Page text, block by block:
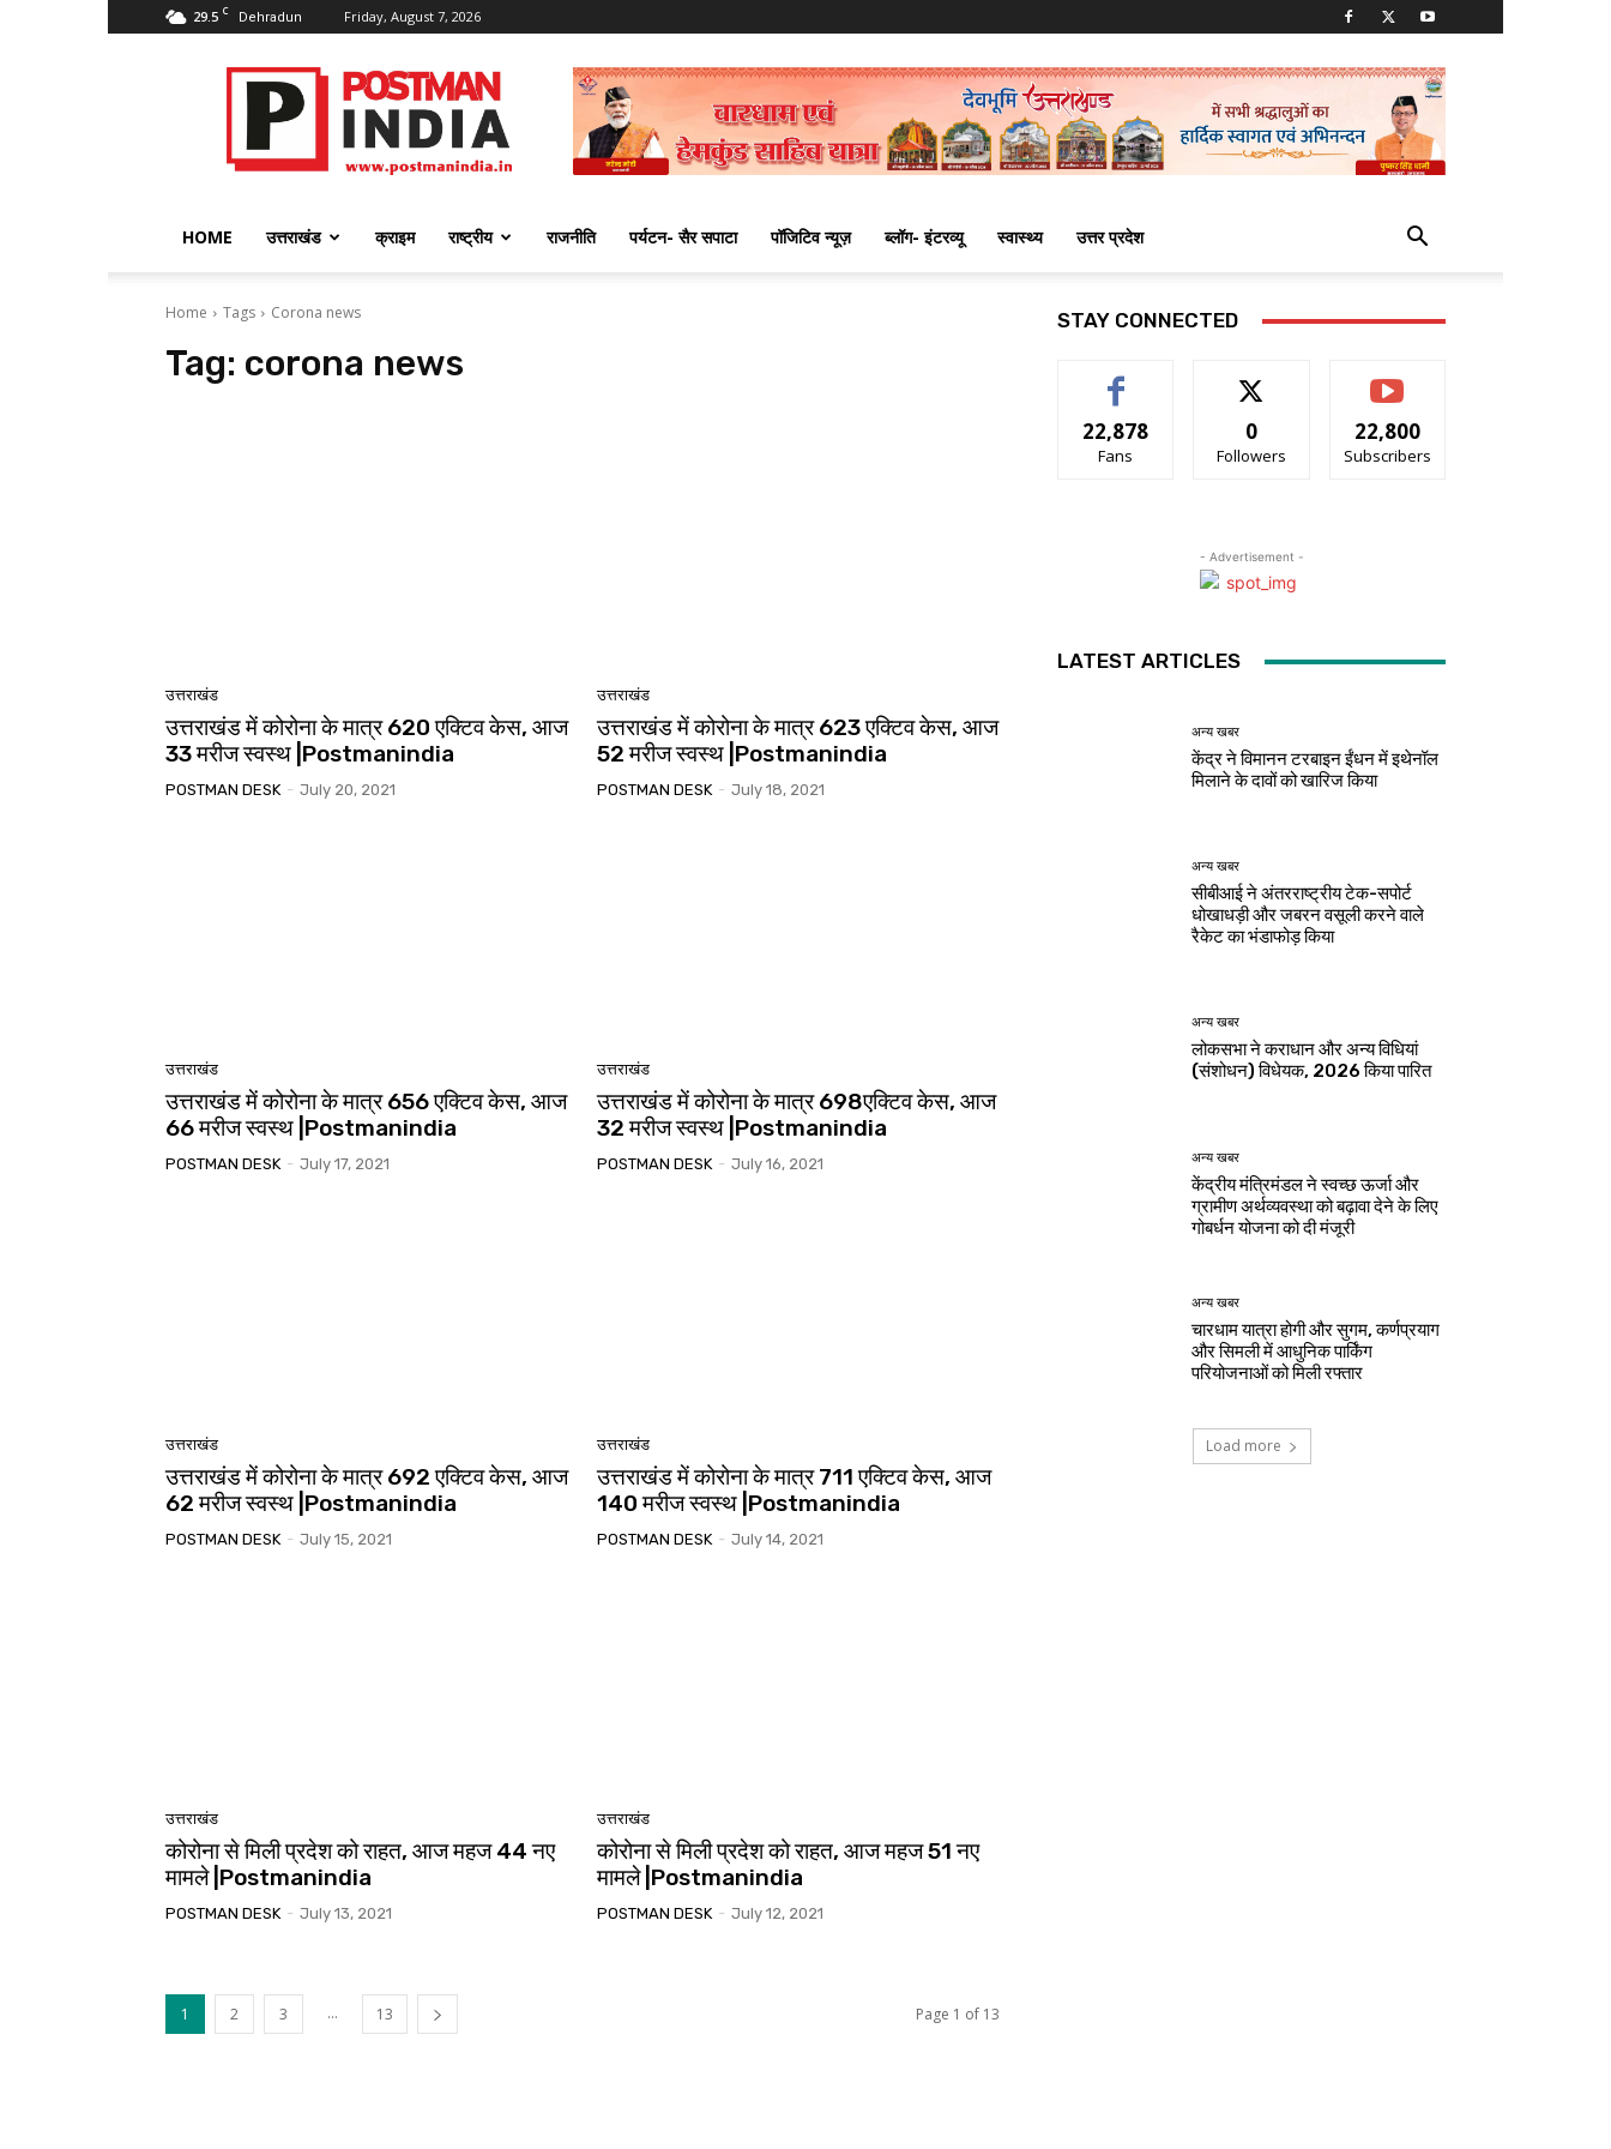
29.5 C Dehradun Friday, August 7, 2026
PostmanIndia
HOME उत्तराखंड क्राइम राष्ट्रीय राजनीति पर्यटन- सैर सपाटा पॉजिटिव न्यूज़ ब्लॉग- इंटरव्यू स्वास्थ्य उत्तर प्रदेश
Home Tags Corona news
Tag: corona news
उत्तराखंड
उत्तराखंड में कोरोना के मात्र 620 एक्टिव केस, आज
33 मरीज स्वस्थ |Postmanindia
POSTMAN DESK - July 20, 2021
उत्तराखंड
उत्तराखंड में कोरोना के मात्र 623 एक्टिव केस, आज
52 मरीज स्वस्थ |Postmanindia
POSTMAN DESK - July 18, 2021
उत्तराखंड
उत्तराखंड में कोरोना के मात्र 656 एक्टिव केस, आज
66 मरीज स्वस्थ |Postmanindia
POSTMAN DESK - July 17, 2021
उत्तराखंड
उत्तराखंड में कोरोना के मात्र 698एक्टिव केस, आज
32 मरीज स्वस्थ |Postmanindia
POSTMAN DESK - July 16, 2021
उत्तराखंड
उत्तराखंड में कोरोना के मात्र 692 एक्टिव केस, आज
62 मरीज स्वस्थ |Postmanindia
POSTMAN DESK - July 15, 2021
उत्तराखंड
उत्तराखंड में कोरोना के मात्र 711 एक्टिव केस, आज
140 मरीज स्वस्थ |Postmanindia
POSTMAN DESK - July 14, 2021
उत्तराखंड
कोरोना से मिली प्रदेश को राहत, आज महज 44 नए
मामले |Postmanindia
POSTMAN DESK - July 13, 2021
उत्तराखंड
कोरोना से मिली प्रदेश को राहत, आज महज 51 नए
मामले |Postmanindia
POSTMAN DESK - July 12, 2021
1 2 3 ... 13 Page 1 of 13
STAY CONNECTED
22,878
Fans
0
Followers
22,800
Subscribers
- Advertisement -
LATEST ARTICLES
अन्य खबर
केंद्र ने विमानन टरबाइन ईंधन में इथेनॉल
मिलाने के दावों को खारिज किया
अन्य खबर
सीबीआई ने अंतरराष्ट्रीय टेक-सपोर्ट
धोखाधड़ी और जबरन वसूली करने वाले
रैकेट का भंडाफोड़ किया
अन्य खबर
लोकसभा ने कराधान और अन्य विधियां
(संशोधन) विधेयक, 2026 किया पारित
अन्य खबर
केंद्रीय मंत्रिमंडल ने स्वच्छ ऊर्जा और
ग्रामीण अर्थव्यवस्था को बढ़ावा देने के लिए
गोबर्धन योजना को दी मंजूरी
अन्य खबर
चारधाम यात्रा होगी और सुगम, कर्णप्रयाग
और सिमली में आधुनिक पार्किंग
परियोजनाओं को मिली रफ्तार
Load more